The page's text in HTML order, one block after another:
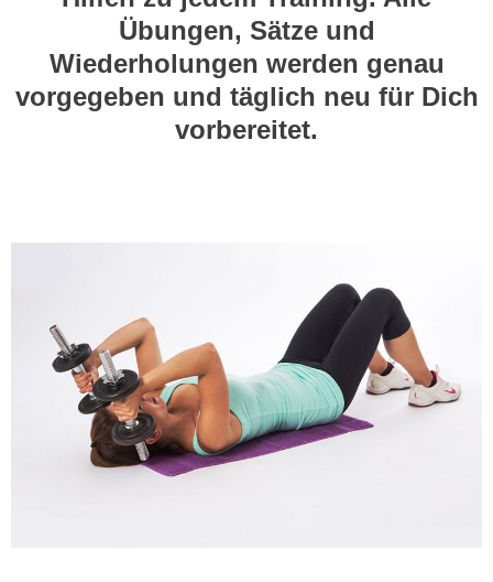
Übungen, Sätze und
Wiederholungen werden genau
vorgegeben und täglich neu für Dich
vorbereitet.